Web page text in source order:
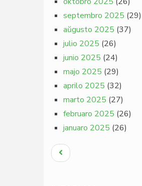
septembro 2025 (29)
aŭgusto 2025 (37)
julio 2025 (26)
junio 2025 (24)
majo 2025 (29)
aprilo 2025 (32)
marto 2025 (27)
februaro 2025 (26)
januaro 2025 (26)
Pagination
Antaŭa
paĝo